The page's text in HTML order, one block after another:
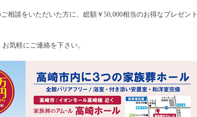
相談をいただいた方に、総額￥50,000相当のお得なプレゼント
気軽にご連絡を下さい。